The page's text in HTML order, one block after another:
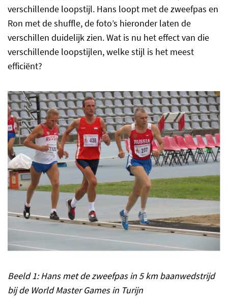
verschillende loopstijl. Hans loopt met de zweefpas en
Ron met de shuffle, de foto’s hieronder laten de
verschillen duidelijk zien. Wat is nu het effect van die
verschillende loopstijlen, welke stijl is het meest
efficiënt?
Beeld 1: Hans met de zweefpas in 5 km baanwedstrijd
bij de World Master Games in Turijn